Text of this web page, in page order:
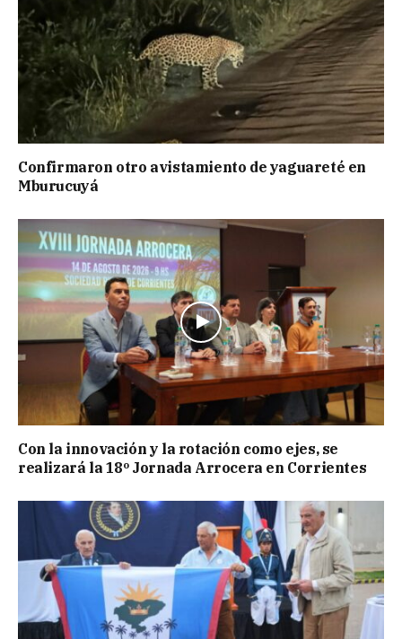
Confirmaron otro avistamiento de yaguareté en
Mburucuyá
Con la innovación y la rotación como ejes, se
realizará la 18º Jornada Arrocera en Corrientes